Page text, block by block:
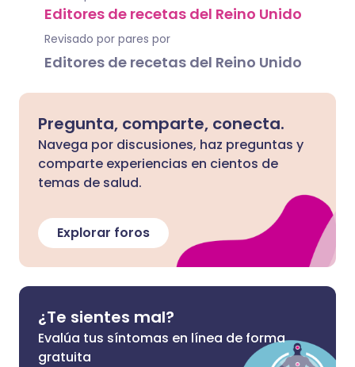
Editores de recetas del Reino Unido
Revisado por pares por
Editores de recetas del Reino Unido
Pregunta, comparte, conecta.
Navega por discusiones, haz preguntas y
comparte experiencias en cientos de
temas de salud.
Explorar foros
¿Te sientes mal?
Evalúa tus síntomas en línea de forma
gratuita